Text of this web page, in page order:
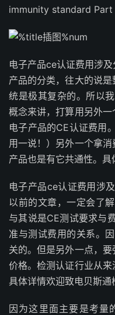
immunity standard
电子产品ce认证费用涉
产品的分类，往大的说
统是极其复杂的。所以
概念来讲，打算用另外
电子产品的CE认证费用
用一说！）另外一个拿
产品也是有它共通性。
电子产品ce认证费用涉
以前的文章，一定会了
与其说是CE测试要求与
准与测试费用的关系。
关的。但是另外一点，
价格。检测认证行业从来
具体详情欢迎致电贝斯通
因为这里面主要是考量